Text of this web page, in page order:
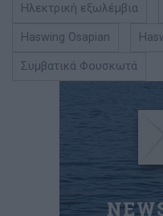
Ηλεκτρική εξωλέμβια
Haswing Osapian
Συμβατικά Φουσκωτά